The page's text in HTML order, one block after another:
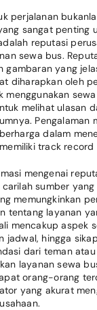
perjalanan
sangat penting
reputasi
sewa bus.
gambaran yang
diharapkan oleh
menggunakan
melihat ulasan
Pengalaman
dalam
track record
mengenai
sumber
memungkinkan
tentang layanan
mencakup aspek
jadwal, hingga
dari teman
layanan sewa
orang-orang
yang akurat